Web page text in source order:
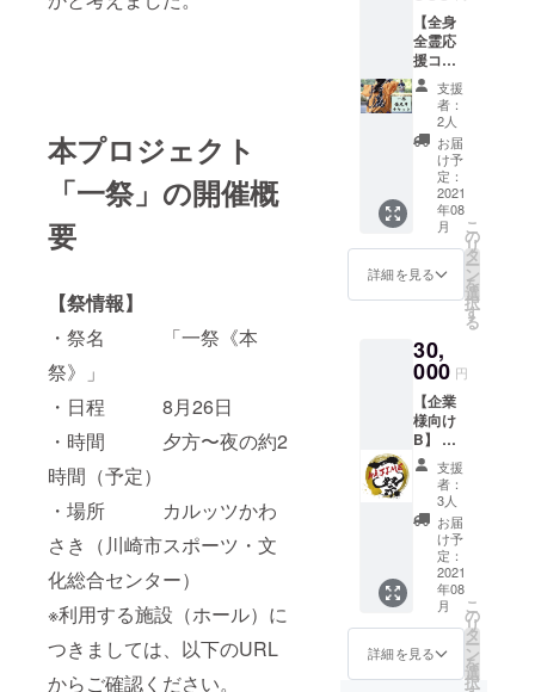
本プロジェクト
「一祭」の開催概
要
【祭情報】
・祭名 「一祭《本
祭》」
・日程 8月26日
・時間 夕方〜夜の約2
時間（予定）
・場所 カルッツかわ
さき（川崎市スポーツ・文
化総合センター）
※利用する施設（ホール）に
つきましては、以下のURL
からご確認ください。
れてい
るハン
ドル
ネーム
を使用
させて
いただ
きま
す。 ※
特定の
人物を
比喩す
るお名
序良俗
に反す
前は掲
載をお
断りす
る事が
御座い
ます。
備考欄
にご希
望のお
名前を
ご記入
くださ
い。 ※
掲載不
要の場
合は、
その旨
をご記
入くだ
※記入が
ない場
IREにて
使用さ
れてい
るハン
ドル
ネーム
を使用
させて
いただ
きま
す。 ※
特定の
人物を
比喩す
るお名
序良俗
に反す
流す映
像に支
援者様
のご希
望のお
名前を
掲載さ
せてい
ただき
ます。
〈備考
欄ご記
入必須
・エン
ドロー
前 ※支
援時に
は必ず
備考欄
にご希
望のお
名前を
ご記入
くださ
い。 ※
掲載不
要の場
合は、
その旨
をご記
さい。
※記入が
を送ら
せてい
ただき
ます。
さら
に、一
祭のエ
ンディ
ングで
流す映
像に支
援者様
のご希
望のお
名前を
ます。
〈備考
欄ご記
入必須
項目〉
・エン
ドロー
ル掲載
のお名
前 ※支
援時に
は必ず
備考欄
にご希
望のお
ご記入
くださ
頁程）
一祭実
行委員
より、
感謝の
気持ち
を込め
てメッ
セージ
カード
を送ら
せてい
ただき
ます。
また、
グで流
す映像
に企業
様名を
記載さ
せてい
ただき
ます。
さら
に、一
祭のパ
ンフ
レット
に企業
様の広
告を掲
載させ
【全身
全霊応
援コー
ス】 ・
一祭優
先席チ
ケット
・一祭
オリジ
ナルT
シャツ
送付 ・
一祭オ
リジナ
ルパー
カー送
祭オリ
ジナル
ステッ
カー送
付 ・感
謝の
メッ
セージ
カード
送付 ・
エンド
ロール
にお名
前を記
当日に
ステー
支援
者：
2人
お届
け予
定：
2021
年08
月
詳細を見る
こ
の
リ
タ
ー
ン
を
選
択
す
る
30,
000 円
【企業
様向け
B】 ・
一祭公
式アカ
ウント
で宣伝
・感謝
のメッ
セージ
カード
送付 ・
エンド
ロール
に企業
様名記
支援
者：
3人
お届
け予
定：
2021
年08
月
詳細を見る
こ
の
リ
タ
ー
ン
を
選
択